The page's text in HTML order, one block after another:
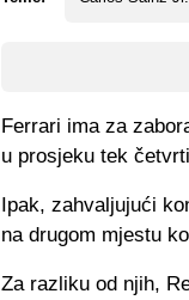
Ferrari ima za
u prosjeku tek
Ipak, zahvaljujući
na drugom mjestu
Za razliku od njih,